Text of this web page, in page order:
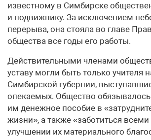
известному в Симбирске
и подвижнику. За исключением
перерыва, она стояла во главе
общества все годы его работы.
Действительными членами
уставу могли быть только учителя
Симбирской губернии,
опекаемых. Общество обязывалось
им денежное пособие в
жизни», а также «заботиться
улучшении их материального